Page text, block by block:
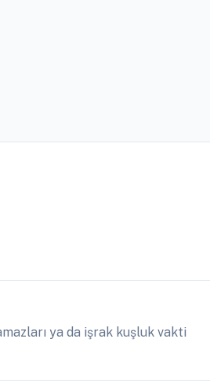
ya da işrak kuşluk vakti